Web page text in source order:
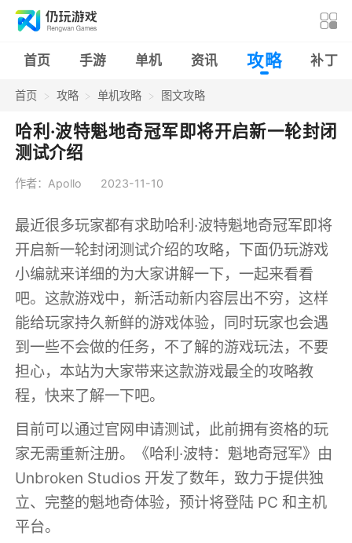
首页 手游 单机 资讯 攻略 补丁
首页 攻略 单机攻略 图文攻略
哈利·波特魁地奇冠军即将开启新一轮封闭
测试介绍
作者：Apollo 2023-11-10
最近很多玩家都有求助哈利·波特魁地奇冠军即将
开启新一轮封闭测试介绍的攻略，下面仍玩游戏
小编就来详细的为大家讲解一下，一起来看看
吧。这款游戏中，新活动新内容层出不穷，这样
能给玩家持久新鲜的游戏体验，同时玩家也会遇
到一些不会做的任务，不了解的游戏玩法，不要
担心，本站为大家带来这款游戏最全的攻略教
程，快来了解一下吧。
目前可以通过官网申请测试，此前拥有资格的玩
家无需重新注册。《哈利·波特：魁地奇冠军》由
Unbroken Studios 开发了数年，致力于提供独
立、完整的魁地奇体验，预计将登陆 PC 和主机
平台。